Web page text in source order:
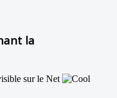
la
sur le Net